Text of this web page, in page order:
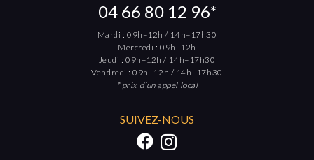
04 66 80 12 96*
Mardi : 09h–12h / 14h–17h30
Mercredi : 09h–12h
Jeudi : 09h–12h / 14h–17h30
Vendredi : 09h–12h / 14h–17h30
* prix d’un appel local
SUIVEZ-NOUS